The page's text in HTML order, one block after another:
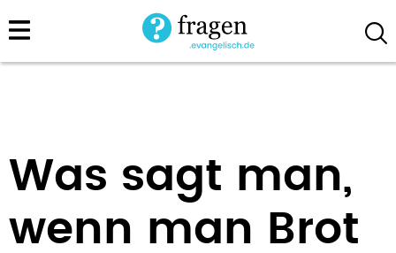
Direkt
zum
Was sagt man,
wenn man Brot